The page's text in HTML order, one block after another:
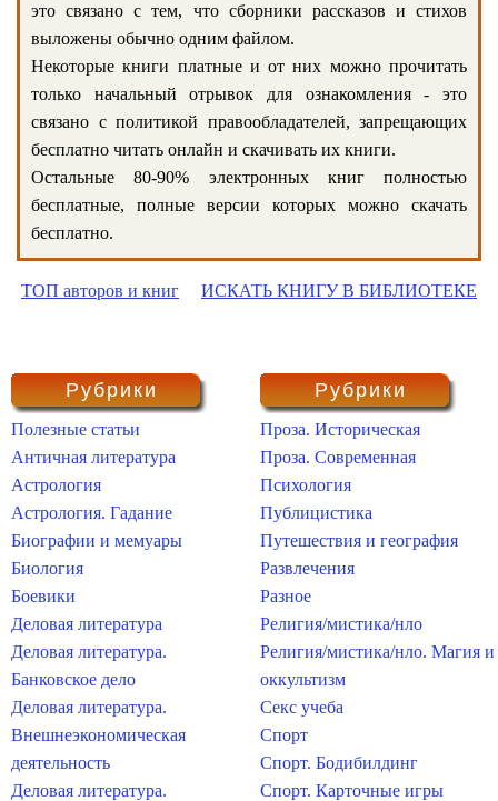
это связано с тем, что сборники рассказов и стихов
выложены обычно одним файлом.
Некоторые книги платные и от них можно прочитать
только начальный отрывок для ознакомления - это
связано с политикой правообладателей, запрещающих
бесплатно читать онлайн и скачивать их книги.
Остальные 80-90% электронных книг полностью
бесплатные, полные версии которых можно скачать
бесплатно.
ТОП авторов и книг ИСКАТЬ КНИГУ В БИБЛИОТЕКЕ
Рубрики
Полезные статьи
Античная литература
Астрология
Астрология. Гадание
Биографии и мемуары
Биология
Боевики
Деловая литература
Деловая литература.
Банковское дело
Деловая литература.
Внешнеэкономическая
деятельность
Деловая литература.
Рубрики
Проза. Историческая
Проза. Современная
Психология
Публицистика
Путешествия и география
Развлечения
Разное
Религия/мистика/нло
Религия/мистика/нло. Магия и
оккультизм
Секс учеба
Спорт
Спорт. Бодибилдинг
Спорт. Карточные игры